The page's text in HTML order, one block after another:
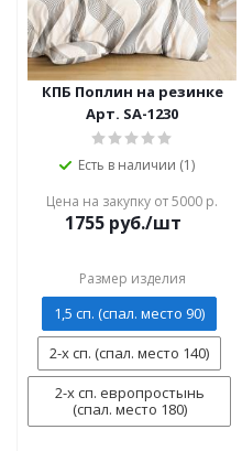
КПБ Поплин на резинке
Арт. SA-1230
Есть в наличии (1)
Цена на закупку от 5000 р.
1755 руб./шт
Размер изделия
1,5 сп. (спал. место 90)
2-х сп. (спал. место 140)
2-х сп. европростынь
(спал. место 180)